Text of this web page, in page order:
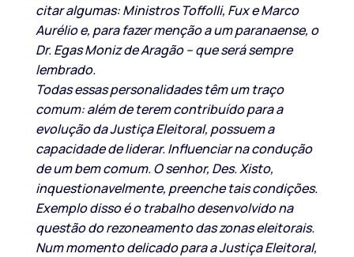
citar algumas: Ministros Toffolli, Fux e Marco
Aurélio e, para fazer menção a um paranaense, o
Dr. Egas Moniz de Aragão – que será sempre
lembrado.
Todas essas personalidades têm um traço
comum: além de terem contribuído para a
evolução da Justiça Eleitoral, possuem a
capacidade de liderar. Influenciar na condução
de um bem comum. O senhor, Des. Xisto,
inquestionavelmente, preenche tais condições.
Exemplo disso é o trabalho desenvolvido na
questão do rezoneamento das zonas eleitorais.
Num momento delicado para a Justiça Eleitoral,